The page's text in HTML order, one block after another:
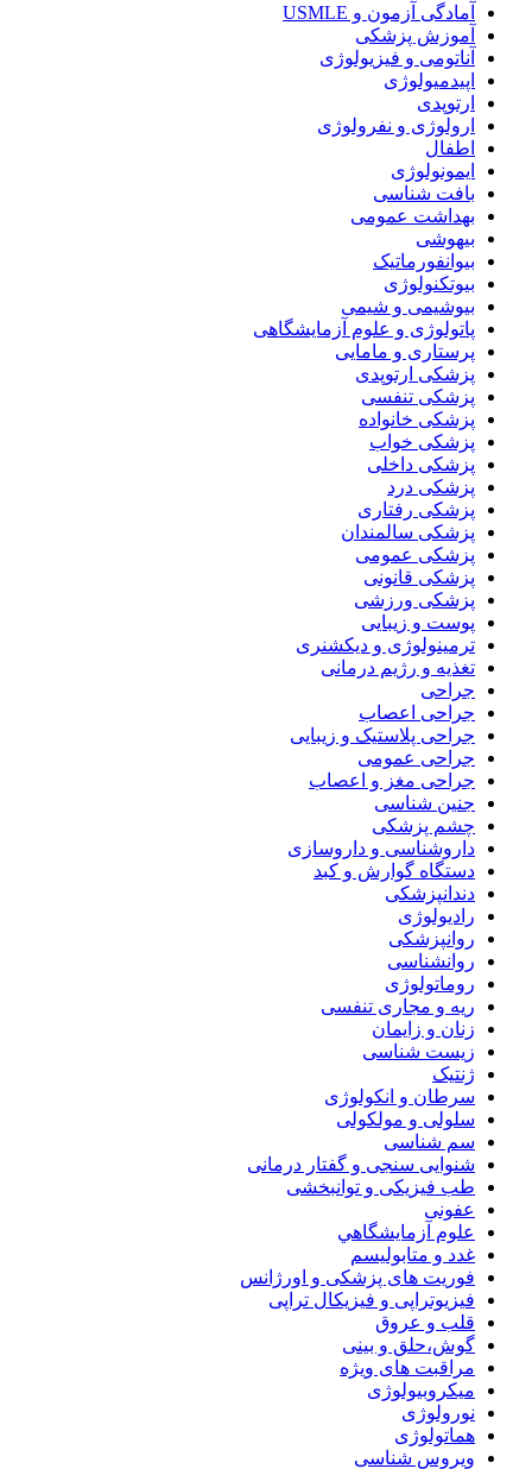
آمادگی آزمون و USMLE
آموزش پزشکی
آناتومی و فیزیولوژی
اپیدمیولوژی
ارتوپدی
ارولوژی و نفرولوژی
اطفال
ایمونولوژی
بافت شناسی
بهداشت عمومی
بیهوشی
بیوانفورماتیک
بیوتکنولوژی
بیوشیمی و شیمی
پاتولوژی و علوم آزمایشگاهی
پرستاری و مامایی
پزشکی ارتوپدی
پزشکی تنفسی
پزشکی خانواده
پزشکی خواب
پزشکی داخلی
پزشکی درد
پزشکی رفتاری
پزشکی سالمندان
پزشکی عمومی
پزشکی قانونی
پزشکی ورزشی
پوست و زیبایی
ترمینولوژی و دیکشنری
تغذیه و رژیم درمانی
جراحی
جراحی اعصاب
جراحی پلاستیک و زیبایی
جراحی عمومی
جراحی مغز و اعصاب
جنین شناسی
چشم پزشکی
داروشناسی و داروسازی
دستگاه گوارش و کبد
دندانپزشکی
رادیولوژی
روانپزشکی
روانشناسی
روماتولوژی
ریه و مجاری تنفسی
زنان و زایمان
زیست شناسی
ژنتیک
سرطان و انکولوژی
سلولی و مولکولی
سم شناسی
شنوایی سنجی و گفتار درمانی
طب فیزیکی و توانبخشی
عفونی
علوم آزمايشگاهي
غدد و متابولیسم
فوریت های پزشکی و اورژانس
فیزیوتراپی و فیزیکال تراپی
قلب و عروق
گوش،حلق و بینی
مراقبت های ویژه
میکروبیولوژی
نورولوژی
هماتولوژی
ویروس شناسی